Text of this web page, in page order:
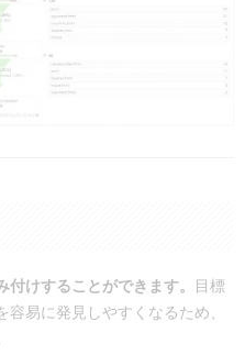
けすることができます。
目標
易に発見しやすくなるため、